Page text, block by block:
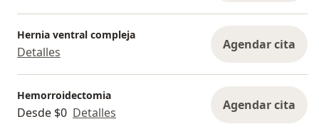
Hernia ventral compleja
Detalles Agendar cita
Hemorroidectomia
Desde $0 Detalles Agendar cita